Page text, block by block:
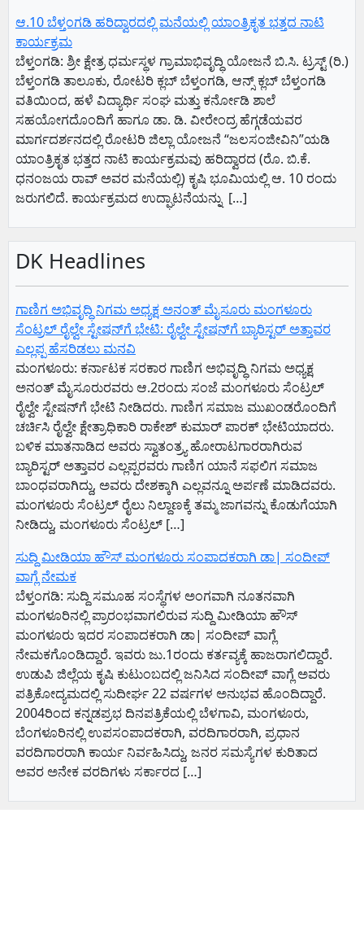
ಆ.10 ಬೆಳ್ತಂಗಡಿ ಹರಿದ್ವಾರದಲ್ಲಿ ಮನೆಯಲ್ಲಿ ಯಾಂತ್ರಿಕೃತ ಭತ್ತದ ನಾಟಿ
ಕಾರ್ಯಕ್ರಮ
​ಬೆಳ್ತಂಗಡಿ: ಶ್ರೀ ಕ್ಷೇತ್ರ ಧರ್ಮಸ್ಥಳ ಗ್ರಾಮಾಭಿವೃದ್ಧಿ ಯೋಜನೆ ಬಿ.ಸಿ. ಟ್ರಸ್ಟ್ (ರಿ.)
ಬೆಳ್ತಂಗಡಿ ತಾಲೂಕು, ರೋಟರಿ ಕ್ಲಬ್ ಬೆಳ್ತಂಗಡಿ, ಆನ್ಸ್ ಕ್ಲಬ್ ಬೆಳ್ತಂಗಡಿ
ವತಿಯಿಂದ, ಹಳೆ ವಿದ್ಯಾರ್ಥಿ ಸಂಘ ಮತ್ತು ಕರ್ನೋಡಿ ಶಾಲೆ
ಸಹಯೋಗದೊಂದಿಗೆ ಹಾಗೂ ಡಾ. ಡಿ. ವೀರೇಂದ್ರ ಹೆಗ್ಗಡೆಯವರ
ಮಾರ್ಗದರ್ಶನದಲ್ಲಿ ರೋಟರಿ ಜಿಲ್ಲಾ ಯೋಜನೆ “ಜಲಸಂಜೀವಿನಿ”ಯಡಿ
ಯಾಂತ್ರಿಕೃತ ಭತ್ತದ ನಾಟಿ ಕಾರ್ಯಕ್ರಮವು ಹರಿದ್ವಾರದ (ರೊ. ಬಿ.ಕೆ.
ಧನಂಜಯ ರಾವ್ ಅವರ ಮನೆಯಲ್ಲಿ) ಕೃಷಿ ಭೂಮಿಯಲ್ಲಿ ಆ. 10 ರಂದು
ಜರುಗಲಿದೆ.​ ಕಾರ್ಯಕ್ರಮದ ಉದ್ಘಾಟನೆಯನ್ನು ​ […]
DK Headlines
ಗಾಣಿಗ ಅಭಿವೃದ್ಧಿ ನಿಗಮ ಅಧ್ಯಕ್ಷ‌ ಅನಂತ್‌ ಮೈಸೂರು ಮಂಗಳೂರು
ಸೆಂಟ್ರಲ್‌ ರೈಲ್ವೇ ಸ್ಟೇಷನ್‌ಗೆ ಭೇಟಿ: ರೈಲ್ವೇ ಸ್ಟೇಷನ್‌ಗೆ ಬ್ಯಾರಿಸ್ಟರ್‌ ಅತ್ತಾವರ
ಎಲ್ಲಪ್ಪ ಹೆಸರಿಡಲು ಮನವಿ
ಮಂಗಳೂರು: ಕರ್ನಾಟಕ ಸರಕಾರ ಗಾಣಿಗ ಅಭಿವೃದ್ಧಿ ನಿಗಮ ಅಧ್ಯಕ್ಷ‌
ಅನಂತ್‌ ಮೈಸೂರುರವರು ಆ.2ರಂದು ಸಂಜೆ ಮಂಗಳೂರು ಸೆಂಟ್ರಲ್‌
ರೈಲ್ವೇ ಸ್ಟೇಷನ್‌ಗೆ ಭೇಟಿ ನೀಡಿದರು. ಗಾಣಿಗ ಸಮಾಜ ಮುಖಂಡರೊಂದಿಗೆ
ಚರ್ಚಿಸಿ ರೈಲ್ವೇ ಕ್ಷೇತ್ರಾಧಿಕಾರಿ ರಾಕೇಶ್‌ ಕುಮಾರ್‌ ಪಾರಕ್‌ ಭೇಟಿಯಾದರು.
ಬಳಿಕ ಮಾತನಾಡಿದ ಅವರು ಸ್ವಾತಂತ್ರ್ಯ ಹೋರಾಟಗಾರರಾಗಿರುವ
ಬ್ಯಾರಿಸ್ಟರ್‌ ಅತ್ತಾವರ ಎಲ್ಲಪ್ಪರವರು ಗಾಣಿಗ ಯಾನೆ ಸಫಲಿಗ ಸಮಾಜ
ಬಾಂಧವರಾಗಿದ್ದು, ಅವರು ದೇಶಕ್ಕಾಗಿ ಎಲ್ಲವನ್ನೂ ಅರ್ಪಣೆ ಮಾಡಿದವರು.
ಮಂಗಳೂರು ಸೆಂಟ್ರಲ್‌ ರೈಲು ನಿಲ್ದಾಣಕ್ಕೆ ತಮ್ಮ ಜಾಗವನ್ನು ಕೊಡುಗೆಯಾಗಿ
ನೀಡಿದ್ದು, ಮಂಗಳೂರು ಸೆಂಟ್ರಲ್‌ […]
ಸುದ್ದಿ ಮೀಡಿಯಾ ಹೌಸ್ ಮಂಗಳೂರು ಸಂಪಾದಕರಾಗಿ ಡಾ| ಸಂದೀಪ್
ವಾಗ್ಲೆ ನೇಮಕ
ಬೆಳ್ತಂಗಡಿ: ಸುದ್ದಿ ಸಮೂಹ ಸಂಸ್ಥೆಗಳ ಅಂಗವಾಗಿ ನೂತನವಾಗಿ
ಮಂಗಳೂರಿನಲ್ಲಿ ಪ್ರಾರಂಭವಾಗಲಿರುವ ಸುದ್ದಿ ಮೀಡಿಯಾ ಹೌಸ್
ಮಂಗಳೂರು ಇದರ ಸಂಪಾದಕರಾಗಿ ಡಾ| ಸಂದೀಪ್ ವಾಗ್ಲೆ
ನೇಮಕಗೊಂಡಿದ್ದಾರೆ. ಇವರು ಜು.1ರಂದು ಕರ್ತವ್ಯಕ್ಕೆ ಹಾಜರಾಗಲಿದ್ದಾರೆ.
ಉಡುಪಿ ಜಿಲ್ಲೆಯ ಕೃಷಿ ಕುಟುಂಬದಲ್ಲಿ ಜನಿಸಿದ ಸಂದೀಪ್ ವಾಗ್ಲೆ ಅವರು
ಪತ್ರಿಕೋದ್ಯಮದಲ್ಲಿ ಸುದೀರ್ಘ 22 ವರ್ಷಗಳ ಅನುಭವ ಹೊಂದಿದ್ದಾರೆ.
2004ರಿಂದ ಕನ್ನಡಪ್ರಭ ದಿನಪತ್ರಿಕೆಯಲ್ಲಿ ಬೆಳಗಾವಿ, ಮಂಗಳೂರು,
ಬೆಂಗಳೂರಿನಲ್ಲಿ ಉಪಸಂಪಾದಕರಾಗಿ, ವರದಿಗಾರರಾಗಿ, ಪ್ರಧಾನ
ವರದಿಗಾರರಾಗಿ ಕಾರ್ಯ ನಿರ್ವಹಿಸಿದ್ದು, ಜನರ ಸಮಸ್ಯೆಗಳ ಕುರಿತಾದ
ಅವರ ಅನೇಕ ವರದಿಗಳು ಸರ್ಕಾರದ […]